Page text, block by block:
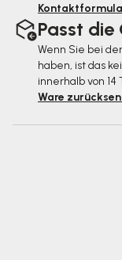
Passt die
Wenn Sie bei
haben, ist das
innerhalb von 14
Ware